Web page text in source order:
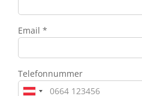
Email *
Telefonnummer